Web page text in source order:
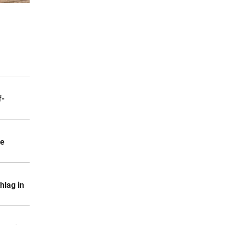
Stunden
in